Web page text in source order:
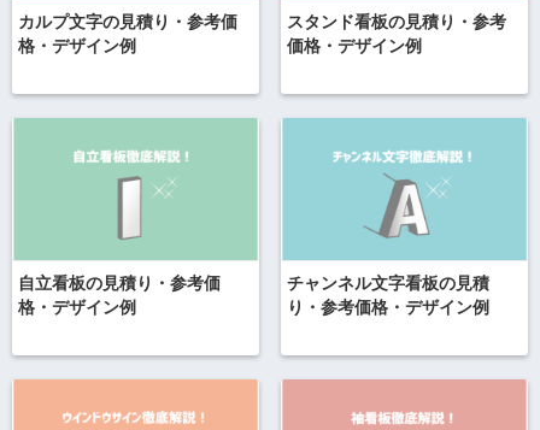
カルプ文字の見積り・参考価
格・デザイン例
スタンド看板の見積り・参考
価格・デザイン例
自立看板の見積り・参考価
格・デザイン例
チャンネル文字看板の見積
り・参考価格・デザイン例